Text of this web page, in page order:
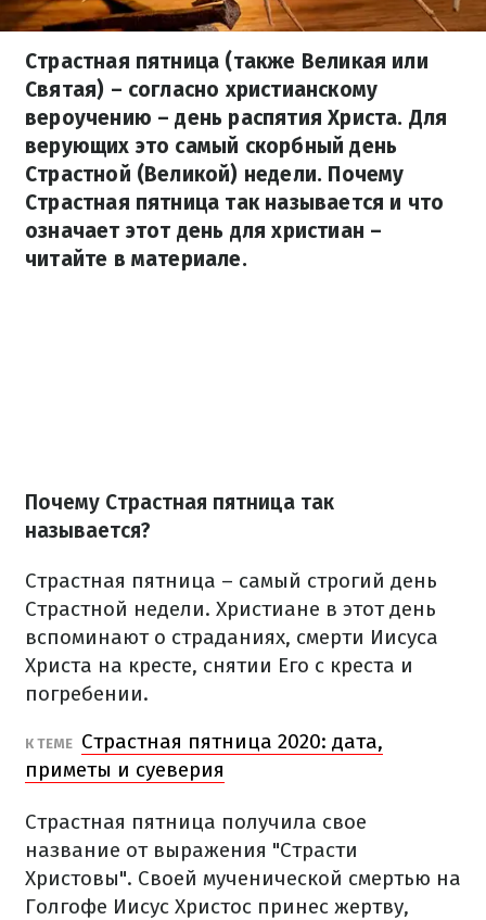
Страстная пятница (также Великая или
Святая) – согласно христианскому
вероучению – день распятия Христа. Для
верующих это самый скорбный день
Страстной (Великой) недели. Почему
Страстная пятница так называется и что
означает этот день для христиан –
читайте в материале.
Почему Страстная пятница так
называется?
Страстная пятница – самый строгий день
Страстной недели. Христиане в этот день
вспоминают о страданиях, смерти Иисуса
Христа на кресте, снятии Его с креста и
погребении.
К ТЕМЕ Страстная пятница 2020: дата,
приметы и суеверия
Страстная пятница получила свое
название от выражения "Страсти
Христовы". Своей мученической смертью на
Голгофе Иисус Христос принес жертву,